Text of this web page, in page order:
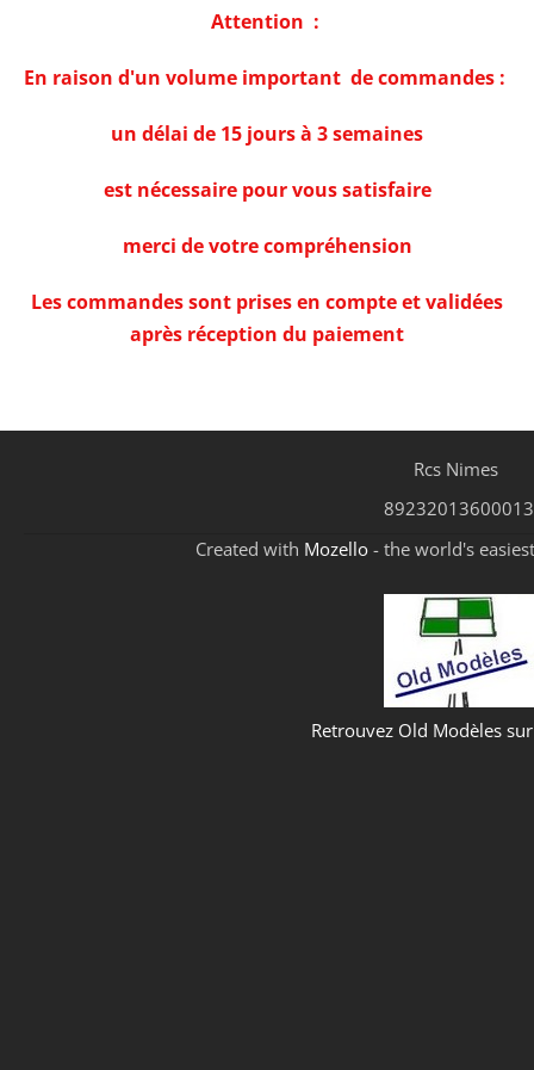
Attention :
En raison d'un volume important de commandes :
un délai de 15 jours à 3 semaines
est nécessaire pour vous satisfaire
merci de votre compréhension
Les commandes sont prises en compte et validées
après réception du paiement
Rcs Nimes
89232013600013
Created with Mozello - the world's
Retrouvez Old Modèles